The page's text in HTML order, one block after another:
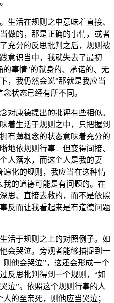
生活在规则之中意味着直接、
做的，那是正确的事情，或者
充分的反思批判之后，规则被
意识当中，我就失去了最初
事情”的献身的、承诺的、无
，我仍然会说“那就是我应当
状态已经有所不同。
对康德提出的批评有些相似。
着生活于规则之中，只把握到
有薄概念的状态意味着充分的
地依规则行事，但变得间接、
人落水，而这个人是我的妻
遍化的规则，我应当在这种情
的道德可能是有问题的。在
思、直接去救的，而不是依照
反而让我看起来是有道德问题
活于规则之上的对照例子。如
会哭泣。旁观者能够捕捉到一
他会哭泣”，这还会形成一个
反思批判得到一个规则，“如
泣”。依照这个规则行事的人
的至亲死，则他应当哭泣；